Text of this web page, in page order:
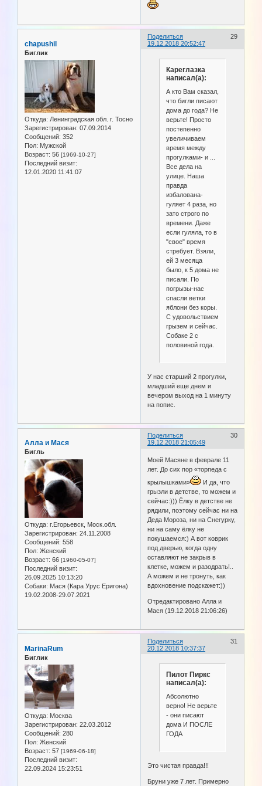
Поделиться
29
19.12.2018 20:52:47
chapushil
Биглик
Откуда: Ленинградская обл. г. Тосно
Зарегистрирован: 07.09.2014
Сообщений: 352
Пол: Мужской
Возраст: 56 [1969-10-27]
Последний визит:
12.01.2020 11:41:07
Кареглазка
написал(а):
А кто Вам сказал,
что бигли писают
дома до года? Не
верьте! Просто
постепенно
увеличиваем
время между
прогулками- и ...
Все дела на
улице. Наша
правда
избалована-
гуляет 4 раза, но
зато строго по
времени. Даже
если гуляла, то в
"свое" время
стребует. Взяли,
ей 3 месяца
было, к 5 дома не
писали. По
погрызы-нас
спасли ветки
яблони без коры.
С удовольствием
грызем и сейчас.
Собаке 2 с
половиной года.
У нас старший 2 прогулки,
младший еще днем и
вечером выход на 1 минуту
на попис.
Поделиться
30
19.12.2018 21:05:49
Алла и Мася
Бигль
Откуда: г.Егорьевск, Моск.обл.
Зарегистрирован: 24.11.2008
Сообщений: 558
Пол: Женский
Возраст: 66 [1960-05-07]
Последний визит:
26.09.2025 10:13:20
Собаки: Мася (Кара Урус Еригона)
19.02.2008-29.07.2021
Моей Масяне в феврале 11
лет. До сих пор «торпеда с
крылышками»
И да, что
грызли в детстве, то можем и
сейчас:))) Ёлку в детстве не
рядили, поэтому сейчас ни на
Деда Мороза, ни на Снегурку,
ни на саму ёлку не
покушаемся:) А вот коврик
под дверью, когда одну
оставляют не закрыв в
клетке, можем и разодрать!..
А можем и не тронуть, как
вдохновение подскажет:))
Отредактировано Алла и
Мася (19.12.2018 21:06:26)
Поделиться
31
20.12.2018 10:37:37
MarinaRum
Биглик
Откуда: Москва
Зарегистрирован: 22.03.2012
Сообщений: 280
Пол: Женский
Возраст: 57 [1969-06-18]
Последний визит:
22.09.2024 15:23:51
Пилот Пиркс
написал(а):
Абсолютно
верно! Не верьте
- они писают
дома И ПОСЛЕ
ГОДА
Это чистая правда!!!
Бруни уже 7 лет. Примерно